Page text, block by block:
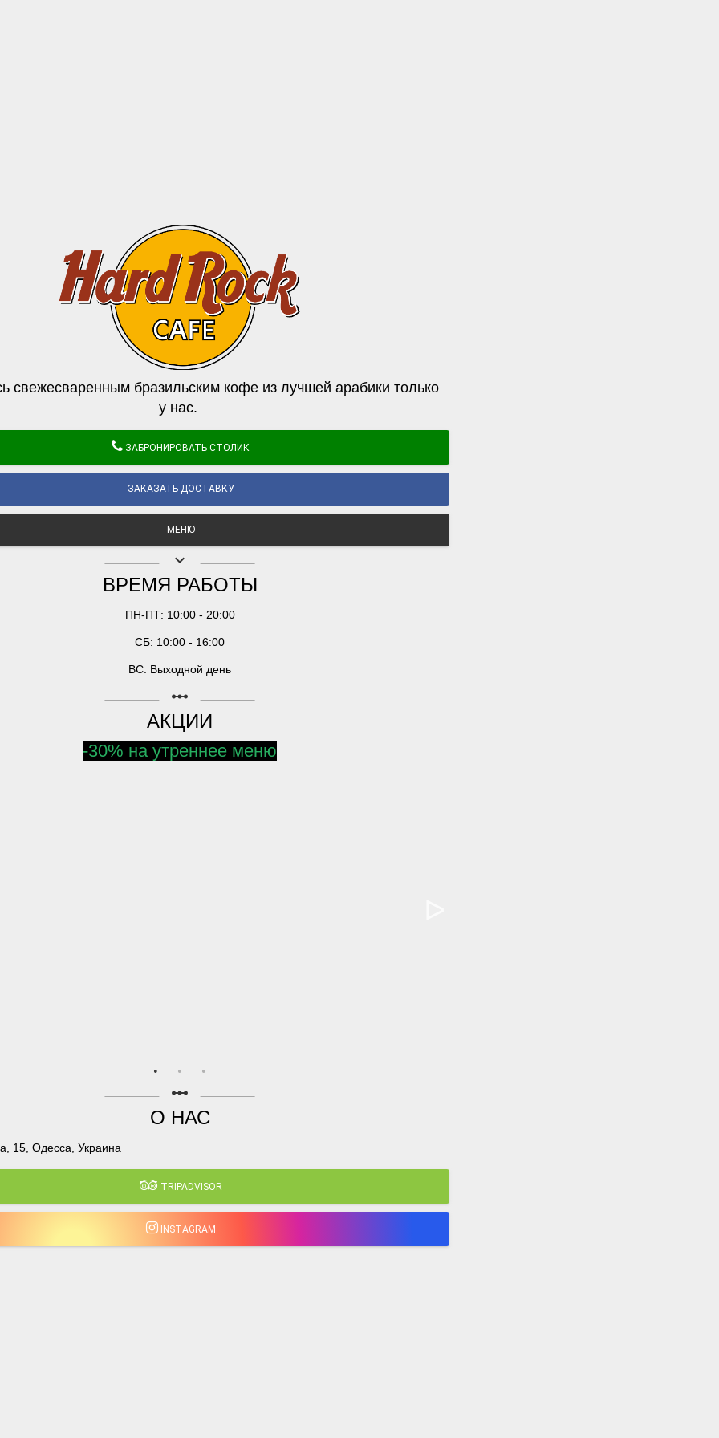
свежесваренным бразильским кофе из лучшей арабики только
у нас.
ЗАБРОНИРОВАТЬ СТОЛИК
ЗАКАЗАТЬ ДОСТАВКУ
МЕНЮ
keyboard_arrow_down
ВРЕМЯ РАБОТЫ
ПН-ПТ: 10:00 - 20:00
СБ: 10:00 - 16:00
ВС: Выходной день
linear_scale
АКЦИИ
-30% на утреннее меню
linear_scale
О НАС
15, Одесса, Украина
TRIPADVISOR
INSTAGRAM